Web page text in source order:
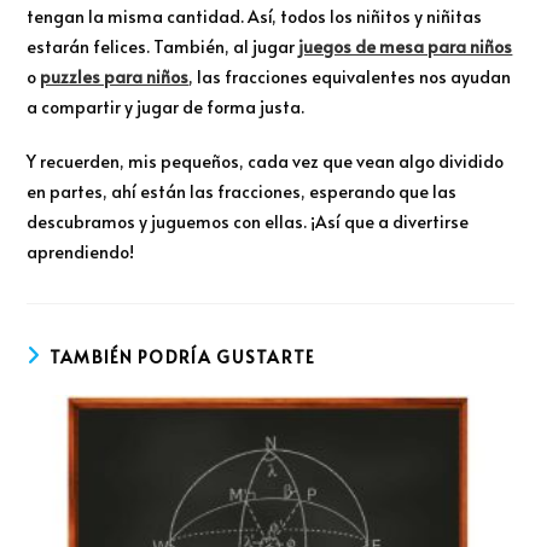
tengan la misma cantidad. Así, todos los niñitos y niñitas
estarán felices. También, al jugar juegos de mesa para niños
o puzzles para niños, las fracciones equivalentes nos ayudan
a compartir y jugar de forma justa.
Y recuerden, mis pequeños, cada vez que vean algo dividido
en partes, ahí están las fracciones, esperando que las
descubramos y juguemos con ellas. ¡Así que a divertirse
aprendiendo!
TAMBIÉN PODRÍA GUSTARTE